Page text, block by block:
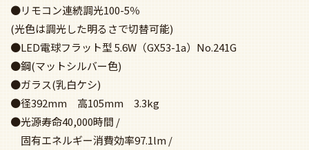
●リモコン連続調光100-5％
(光色は調光した明るさで切替可能)
●LED電球フラット型 5.6W（GX53-1a）No.241G
●鋼(マットシルバー色)
●ガラス(乳白ケシ)
●径392mm 高105mm 3.3kg
●光源寿命40,000時間 /
固有エネルギー消費効率97.1lm /